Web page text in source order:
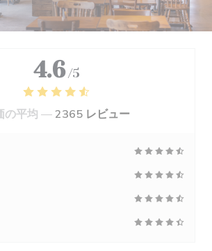
4.6 /5
の平均 —2365 レビュー